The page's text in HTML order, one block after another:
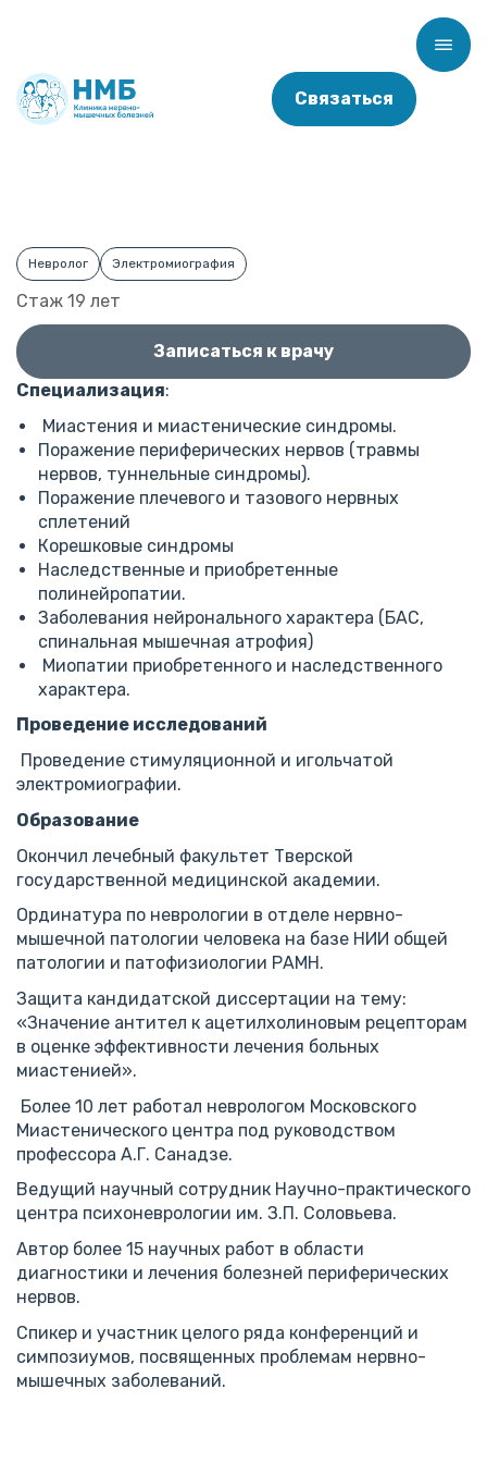
Связаться
Специализация:
Миастения и миастенические синдромы.
Поражение периферических нервов (травмы
нервов, туннельные синдромы).
Поражение плечевого и тазового нервных
сплетений
Корешковые синдромы
Наследственные и приобретенные
полинейропатии.
Заболевания нейронального характера (БАС,
спинальная мышечная атрофия)
Миопатии приобретенного и наследственного
характера.
Проведение исследований
Проведение стимуляционной и игольчатой
электромиографии.
Образование
Окончил лечебный факультет Тверской
государственной медицинской академии.
Ординатура по неврологии в отделе нервно-
мышечной патологии человека на базе НИИ общей
патологии и патофизиологии РАМН.
Защита кандидатской диссертации на тему:
«Значение антител к ацетилхолиновым рецепторам
в оценке эффективности лечения больных
миастенией».
Более 10 лет работал неврологом Московского
Миастенического центра под руководством
профессора А.Г. Санадзе.
Ведущий научный сотрудник Научно-практического
центра психоневрологии им. З.П. Соловьева.
Автор более 15 научных работ в области
диагностики и лечения болезней периферических
нервов.
Спикер и участник целого ряда конференций и
симпозиумов, посвященных проблемам нервно-
мышечных заболеваний.
Невролог Электромиография
Cтаж 19 лет
Записаться к врачу